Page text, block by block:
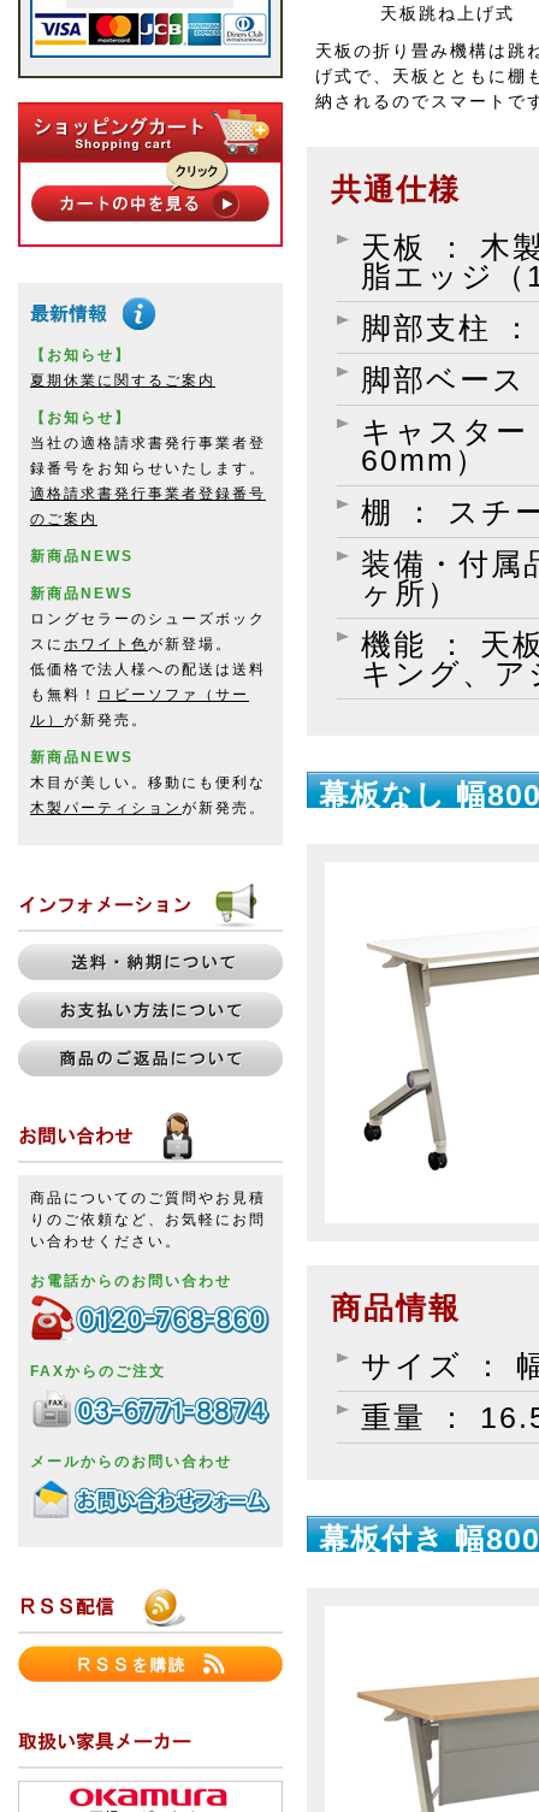
天板跳ね上げ式
天板の折り畳み機構は跳
げ式で、天板とともに棚
納されるのでスマートで
共通仕様
天板 ： 木
脂エッジ（
脚部支柱
脚部ベース
キャスタ
60mm）
棚 ： スチ
装備・付属
ヶ所）
機能 ： 天
キング、ア
幕板なし 幅
商品情報
サイズ ：
重量 ：
幕板付き 幅
【お知らせ】
夏期休業に関するご案内
【お知らせ】
当社の適格請求書発行事業者登
録番号をお知らせいたします。
適格請求書発行事業者登録番号
のご案内
新商品NEWS
新商品NEWS
ロングセラーのシューズボック
スに ホワイト色が新登場。
低価格で法人様への配送は送料
も無料！
ロビーソファ（サー
ル） が新発売。
新商品NEWS
木目が美しい。移動にも便利な
木製パーティション が新発売。
商品についてのご質問やお見積
りのご依頼など、お気軽にお問
い合わせください。
お電話からのお問い合わせ
FAXからのご注文
メールからのお問い合わせ